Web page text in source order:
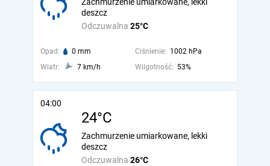
Odczuwalna 25°C
deszcz
Opad: 0 mm Ciśnienie: 1002 hPa
Wiatr:
7 km/h Wilgotność: 53%
04:00
24°C
Odczuwalna 26°C
Zachmurzenie umiarkowane, lekki
deszcz